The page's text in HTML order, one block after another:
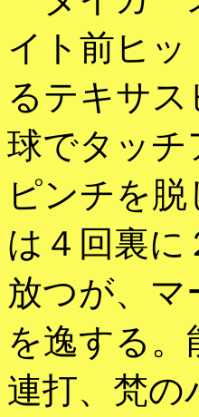
イト前ヒ
るテキサ
球でタッチ
ピンチを
は４回裏
放つが、
を逸する
連打、梵の